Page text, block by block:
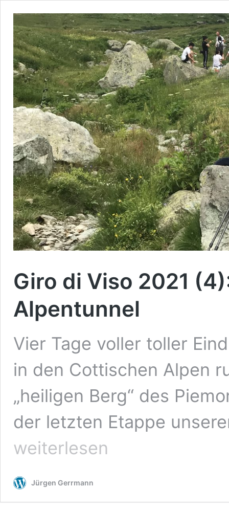
Giro di Viso 2021
Alpentunnel
Vier Tage voller toller
in den Cottischen Alpen
„heiligen Berg“ des
der letzten Etappe
weiterlesen
Jürgen Gerrmann